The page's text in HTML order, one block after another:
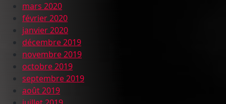
mars 2020
février 2020
janvier 2020
décembre 2019
novembre 2019
octobre 2019
septembre 2019
août 2019